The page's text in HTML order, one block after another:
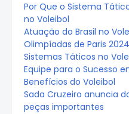
Por Que o Sistema
no Voleibol
Atuação do Brasil no
Olimpíadas de Paris 2024
Sistemas Táticos no
Equipe para o Sucesso
Benefícios do Voleibol
Sada Cruzeiro anuncia
peças importantes